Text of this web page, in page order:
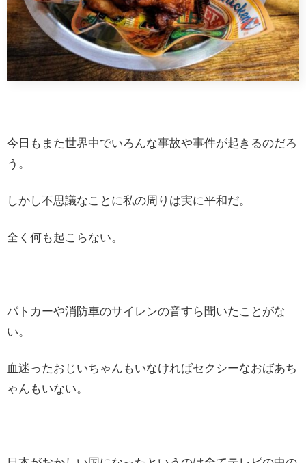
今日もまた世界中でいろんな事故や事件が起きるのだろ
う。
しかし不思議なことに私の周りは実に平和だ。
全く何も起こらない。
パトカーや消防車のサイレンの音すら聞いたことがな
い。
血迷ったおじいちゃんもいなければセクシーなおばあち
ゃんもいない。